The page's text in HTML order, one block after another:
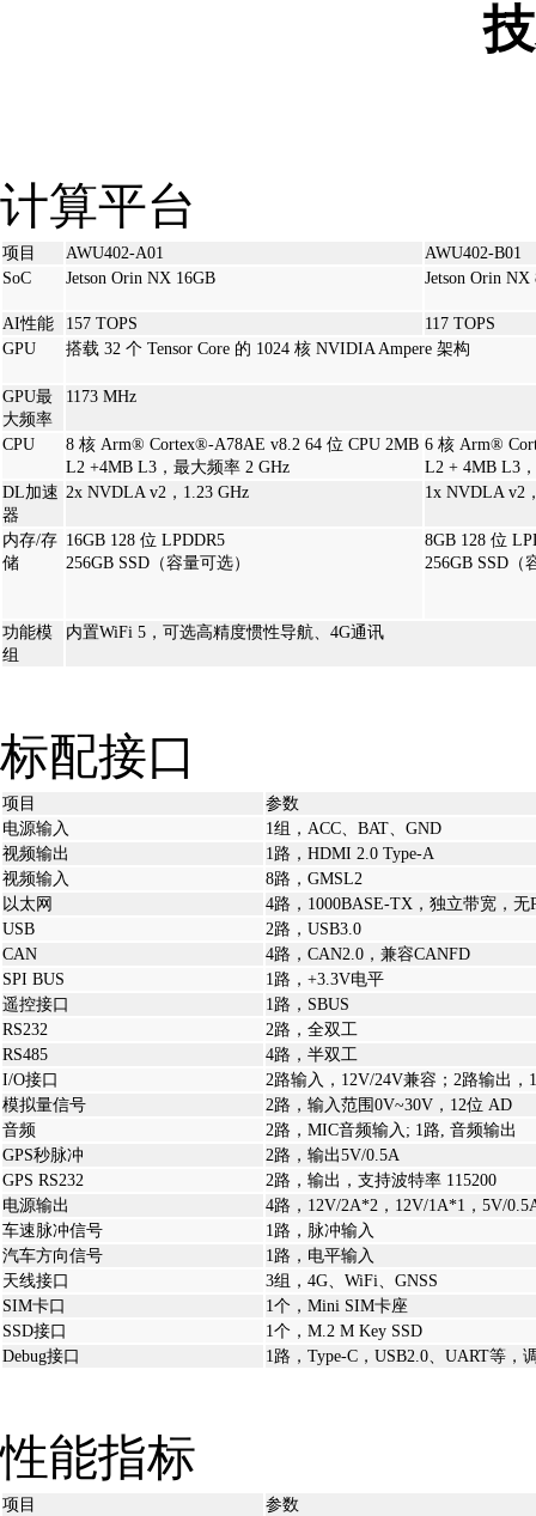
计算平台
项目 AWU402-A01
AWU402-B01
SoC
Jetson Orin NX 16GB Jetson Orin NX
AI性能 157 TOPS
117 TOPS
GPU
搭载 32 个 Tensor Core 的 1024 核 NVIDIA Ampere 架构
GPU最
大频率
1173 MHz
CPU
8 核 Arm® Cortex®-A78AE v8.2 64 位 CPU 2MB
L2 +4MB L3，最大频率 2 GHz
6 核 Arm®
L2 + 4MB L3
DL加速
器
2x NVDLA v2，1.23 GHz 1x NVDLA v2
内存/存
储
16GB 128 位 LPDDR5
256GB SSD（容量可选）
8GB 128 位
256GB SSD（
功能模
组
内置WiFi 5，可选高精度惯性导航、4G通讯
标配接口
项目
参数
电源输入
1组，ACC、BAT、GND
视频输出
1路，HDMI 2.0 Type-A
视频输入
8路，GMSL2
以太网
4路，1000BASE-TX，独立带宽，无
USB
2路，USB3.0
CAN
4路，CAN2.0，兼容CANFD
SPI BUS
1路，+3.3V电平
遥控接口
1路，SBUS
RS232
2路，全双工
RS485
4路，半双工
I/O接口
2路输入，12V/24V兼容；2路输出，
模拟量信号
2路，输入范围0V~30V，12位 AD
音频
2路，MIC音频输入; 1路, 音频输出
GPS秒脉冲
2路，输出5V/0.5A
GPS RS232
2路，输出，支持波特率 115200
电源输出
4路，12V/2A*2，12V/1A*1，5V/
车速脉冲信号
1路，脉冲输入
汽车方向信号
1路，电平输入
天线接口
3组，4G、WiFi、GNSS
SIM卡口
1个，Mini SIM卡座
SSD接口
1个，M.2 M Key SSD
Debug接口
1路，Type-C，USB2.0、UART等，
性能指标
项目 参数